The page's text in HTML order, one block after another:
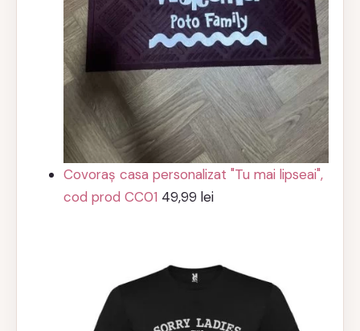
Covoraș casa personalizat "Tu mai lipseai",
cod prod CC01 49,99lei